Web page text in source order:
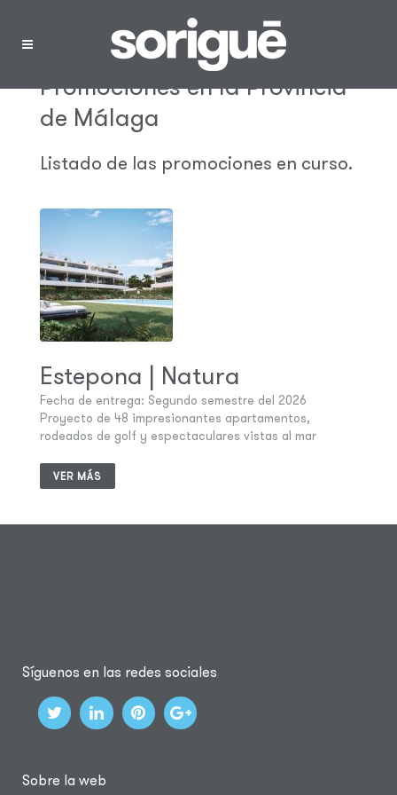
Menú
Promociones en la Provincia
de Málaga
Listado de las promociones en curso.
Estepona | Natura
Fecha de entrega: Segundo semestre del 2026
Proyecto de 48 impresionantes apartamentos,
rodeados de golf y espectaculares vistas al mar
VER MÁS
Síguenos en las redes sociales
Sobre la web